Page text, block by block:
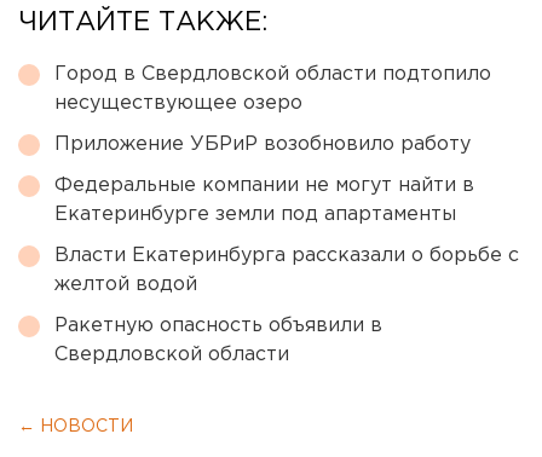
ЧИТАЙТЕ ТАКЖЕ:
Город в Свердловской области подтопило
несуществующее озеро
Приложение УБРиР возобновило работу
Федеральные компании не могут найти в
Екатеринбурге земли под апартаменты
Власти Екатеринбурга рассказали о борьбе с
желтой водой
Ракетную опасность объявили в
Свердловской области
← НОВОСТИ